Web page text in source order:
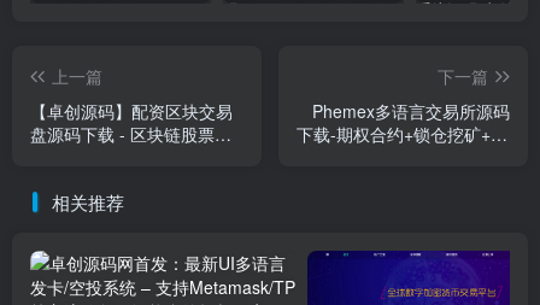
上一篇
【卓创源码】配资区块交易
盘源码下载 - 区块链股票策
下一篇
Phemex多语言交易所源码
下载-期权合约+锁仓挖矿+15
相关推荐